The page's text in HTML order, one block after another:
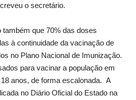
o secretário.
também que 70% das doses
à continuidade da vacinação de
no Plano Nacional de Imunização.
para vacinar a população em
anos, de forma escalonada. A
no Diário Oficial do Estado na